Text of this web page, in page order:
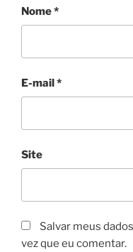
Nome*
E-mail*
Site
Salvar meus
vez que eu comentar.